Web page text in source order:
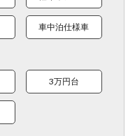
車中泊仕様車
3万円台